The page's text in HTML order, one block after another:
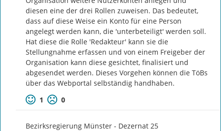
diesen eine der drei Rollen zuweisen. Das bedeutet,
dass auf diese Weise ein Konto für eine Person
angelegt werden kann, die 'unterbeteiligt' werden soll.
Hat diese die Rolle 'Redakteur' kann sie die
Stellungnahme erfassen und von einem Freigeber der
Organisation kann diese gesichtet, finalisiert und
abgesendet werden. Dieses Vorgehen können die TöBs
über das Webportal selbständig handhaben.
1
0
Bezirksregierung Münster - Dezernat 25